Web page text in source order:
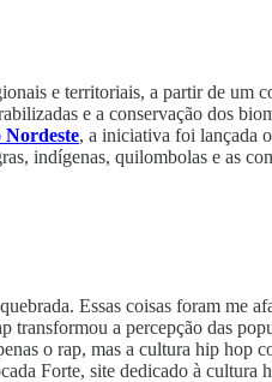
e territoriais, a partir de um
e a conservação dos
Nordeste, a iniciativa foi lançada
indígenas, quilombolas e as
Essas coisas foram me
transformou a percepção das
o rap, mas a cultura hip hop
Forte, site dedicado à cultura